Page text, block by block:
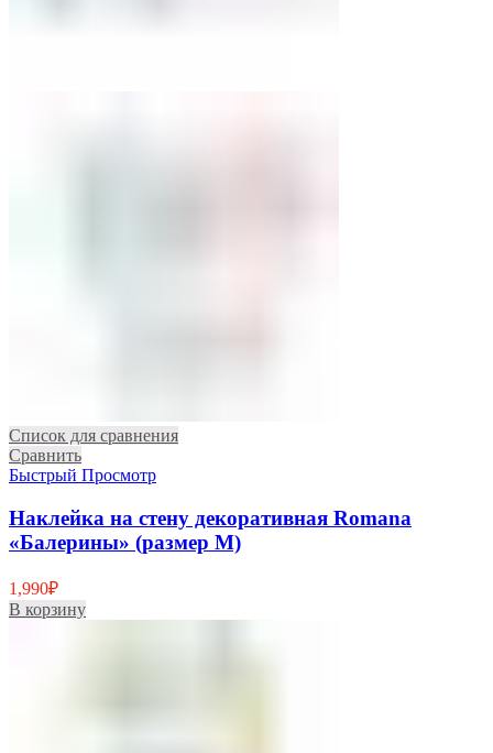
Список для сравнения
Сравнить
Быстрый Просмотр
Наклейка на стену декоративная Romana
«Балерины» (размер M)
1,990₽
В корзину